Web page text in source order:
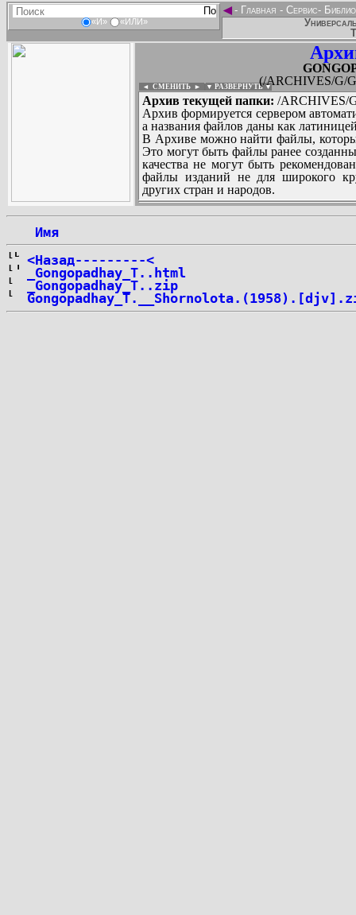
«И» «ИЛИ»
◄- Главная - Сервис-
(/ARCHIVES/G/
◄ СМЕНИТЬ ► ▼ РАЗВЕРНУТЬ ▼
Архив текущей папки: /ARCHIVES/
Архив формируется сервером
а названия файлов даны как
В Архиве можно найти файлы,
Это могут быть файлы ранее
качества не могут быть
файлы изданий не для широкого
других стран и народов.
Имя
<Назад---------<
_Gongopadhay_T..html
_Gongopadhay_T..zip